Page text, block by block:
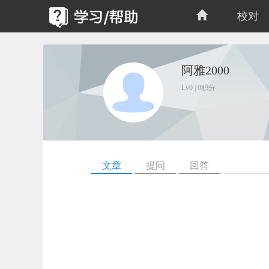
校对
阿雅2000
Lv0 | 0积分
文章 提问 回答